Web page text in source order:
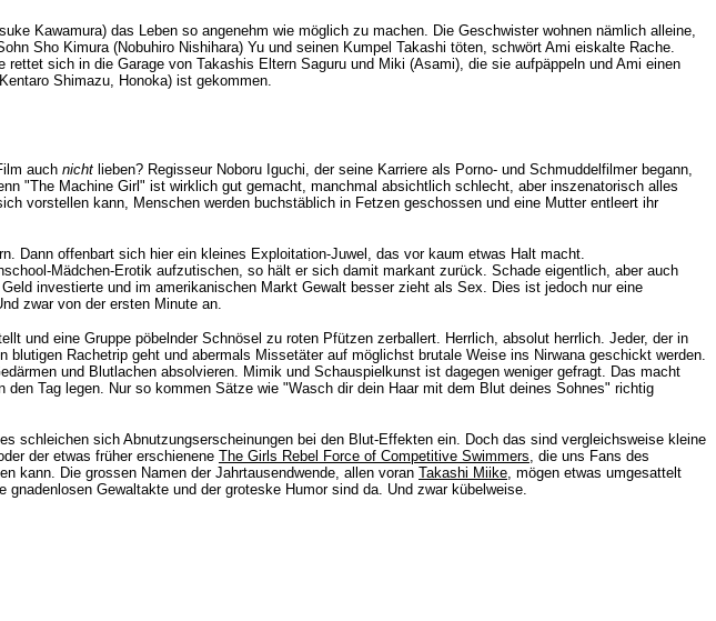
Kawamura) das Leben so angenehm wie möglich zu machen. Die Geschwister wohnen nämlich alleine,
Sho Kimura (Nobuhiro Nishihara) Yu und seinen Kumpel Takashi töten, schwört Ami eiskalte Rache.
sich in die Garage von Takashis Eltern Saguru und Miki (Asami), die sie aufpäppeln und Ami einen
Kentaro Shimazu, Honoka) ist gekommen.
auch nicht lieben? Regisseur Noboru Iguchi, der seine Karriere als Porno- und Schmuddelfilmer begann,
"The Machine Girl" ist wirklich gut gemacht, manchmal absichtlich schlecht, aber inszenatorisch alles
vorstellen kann, Menschen werden buchstäblich in Fetzen geschossen und eine Mutter entleert ihr
Dann offenbart sich hier ein kleines Exploitation-Juwel, das vor kaum etwas Halt macht.
Mädchen-Erotik aufzutischen, so hält er sich damit markant zurück. Schade eigentlich, aber auch
investierte und im amerikanischen Markt Gewalt besser zieht als Sex. Dies ist jedoch nur eine
zwar von der ersten Minute an.
und eine Gruppe pöbelnder Schnösel zu roten Pfützen zerballert. Herrlich, absolut herrlich. Jeder, der in
blutigen Rachetrip geht und abermals Missetäter auf möglichst brutale Weise ins Nirwana geschickt werden.
und Blutlachen absolvieren. Mimik und Schauspielkunst ist dagegen weniger gefragt. Das macht
Tag legen. Nur so kommen Sätze wie "Wasch dir dein Haar mit dem Blut deines Sohnes" richtig
schleichen sich Abnutzungserscheinungen bei den Blut-Effekten ein. Doch das sind vergleichsweise kleine
der etwas früher erschienene The Girls Rebel Force of Competitive Swimmers, die uns Fans des
kann. Die grossen Namen der Jahrtausendwende, allen voran Takashi Miike, mögen etwas umgesattelt
Gewaltakte und der groteske Humor sind da. Und zwar kübelweise.